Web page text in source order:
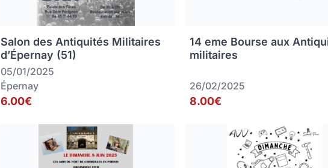
Salon des Antiquités Militaires
d’Épernay (51)
05/01/2025
Épernay
6.00€
14 eme Bourse aux
militaires
26/02/2025
8.00€